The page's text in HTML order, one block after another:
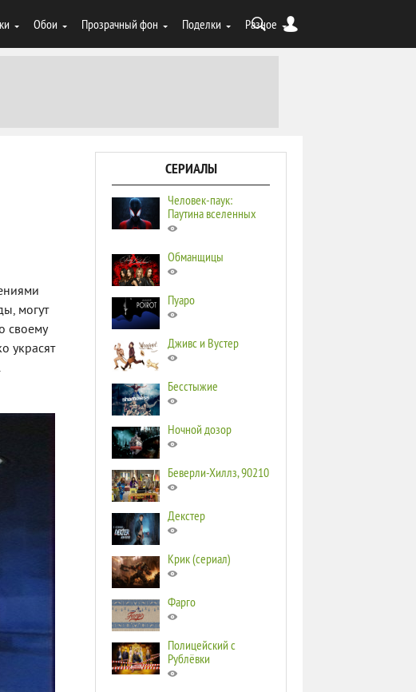
Обои Прозрачный фон Поделки Разное
могут
своему
украсят
СЕРИАЛЫ
Человек-паук:
Паутина вселенных
Обманщицы
Пуаро
Дживс и Вустер
Бесстыжие
Ночной дозор
Беверли-Хиллз, 90210
Декстер
Крик (сериал)
Фарго
Полицейский с
Рублёвки